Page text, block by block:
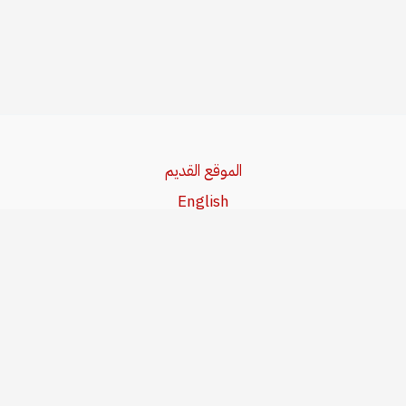
الموقع القديم
English